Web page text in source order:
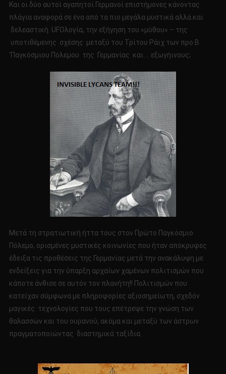
Και οι δύο αυτοί αγαπητοί Γερμανοί επιστήμονες κάνοντας
πλάγια αναφορά σε ένα από τα πιο μεγάλα μυστικά αλλά και
δελεαστική UFOλογία, την εξήγηση του «μύθου» – της
υποτιθέμενης σχέσης μεταξύ του Τρίτου Ράιχ των προ Β
‘Παγκόσμιου Πόλεμου της Γερμανίας και … εξωγήινους;
Μετά τη στρατιωτική ήττα τους στον Πρώτο Παγκόσμιο
Πόλεμο, ορισμένες μυστικές κοινωνίες που ήταν απόκρυφες
έδειξα τις προθέσεις της Γερμανίας μετά την ανακάλυψη με
ενδείξεις για την ύπαρξη αρχαίων χαμένων πολιτισμών που
κάποτε άνθισε σε αυτόν τον πλανήτη!! Πολιτισμών που
κατείχαν σύμφωνα με πληροφορίες αξιοσημείωτη, σχεδόν
μαγικές τεχνολογίες που τους επέτρεψε την γνώση των
θαλασσών και του ουρανού, ακόμα και μεταξύ των άστρων
πραγματοποιώντας διαστημικά ταξίδια.